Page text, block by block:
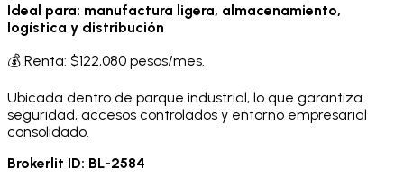
Ideal para: manufactura ligera, almacenamiento,
logística y distribución
💰 Renta: $122,080 pesos/mes.
Ubicada dentro de parque industrial, lo que garantiza
seguridad, accesos controlados y entorno empresarial
consolidado.
Brokerlit ID: BL-2584